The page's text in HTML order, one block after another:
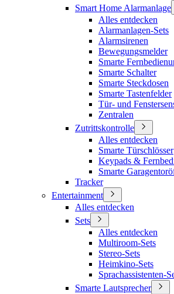
Smart Home Alarmanlage
Alles entdecken
Alarmanlagen-Sets
Alarmsirenen
Bewegungsmelder
Smarte
Smarte Schalter
Smarte Steckdosen
Smarte Tastenfelder
Tür- und
Zentralen
Zutrittskontrolle
Alles entdecken
Smarte Türschlösser
Keypads &
Smarte
Tracker
Entertainment
Alles entdecken
Sets
Alles entdecken
Multiroom-Sets
Stereo-Sets
Heimkino-Sets
Sprachassistenten-
Smarte Lautsprecher